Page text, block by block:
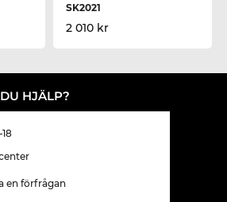
SK2021
2 010 kr
HJÄLP?
en förfrågan